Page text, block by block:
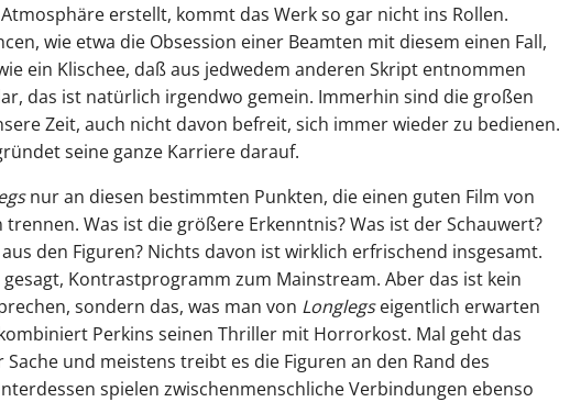
erstellt, kommt das Werk so gar nicht ins Rollen.
wie etwa die Obsession einer Beamten mit diesem einen Fall,
ein Klischee, daß aus jedwedem anderen Skript entnommen
das ist natürlich irgendwo gemein. Immerhin sind die großen
Zeit, auch nicht davon befreit, sich immer wieder zu bedienen.
seine ganze Karriere darauf.
nur an diesen bestimmten Punkten, die einen guten Film von
trennen. Was ist die größere Erkenntnis? Was ist der Schauwert?
den Figuren? Nichts davon ist wirklich erfrischend insgesamt.
Kontrastprogramm zum Mainstream. Aber das ist kein
sondern das, was man von Longlegseigentlich erwarten
Perkins seinen Thriller mit Horrorkost. Mal geht das
und meistens treibt es die Figuren an den Rand des
spielen zwischenmenschliche Verbindungen ebenso